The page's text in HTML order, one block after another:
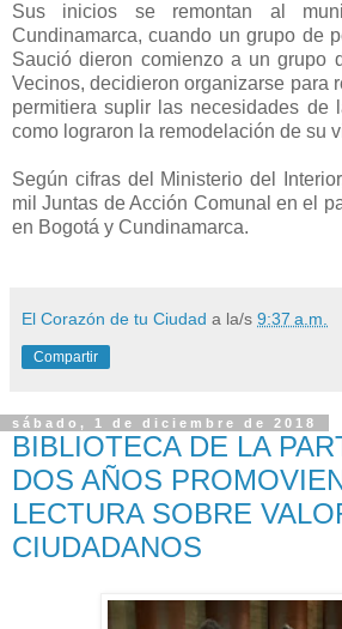
Sus inicios se remontan al
Cundinamarca, cuando un grupo de
Saució dieron comienzo a un grupo
Vecinos, decidieron organizarse para
permitiera suplir las necesidades de
como lograron la remodelación de su
Según cifras del Ministerio del
mil Juntas de Acción Comunal en el
en Bogotá y Cundinamarca.
El Corazón de tu Ciudad a la/s 9:37 a.m.
Compartir
sábado, 1 de diciembre de 2018
BIBLIOTECA DE LA
DOS AÑOS
LECTURA SOBRE
CIUDADANOS